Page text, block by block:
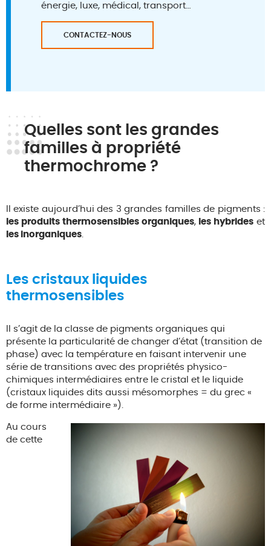
énergie, luxe, médical, transport…
CONTACTEZ-NOUS
Quelles sont les grandes
familles à propriété
thermochrome ?
Il existe aujourd’hui des 3 grandes familles de pigments :
les produits thermosensibles organiques, les hybrides et
les inorganiques.
Les cristaux liquides
thermosensibles
Il s’agit de la classe de pigments organiques qui
présente la particularité de changer d’état (transition de
phase) avec la température en faisant intervenir une
série de transitions avec des propriétés physico-
chimiques intermédiaires entre le cristal et le liquide
(cristaux liquides dits aussi mésomorphes = du grec «
de forme intermédiaire »).
Au cours
de cette